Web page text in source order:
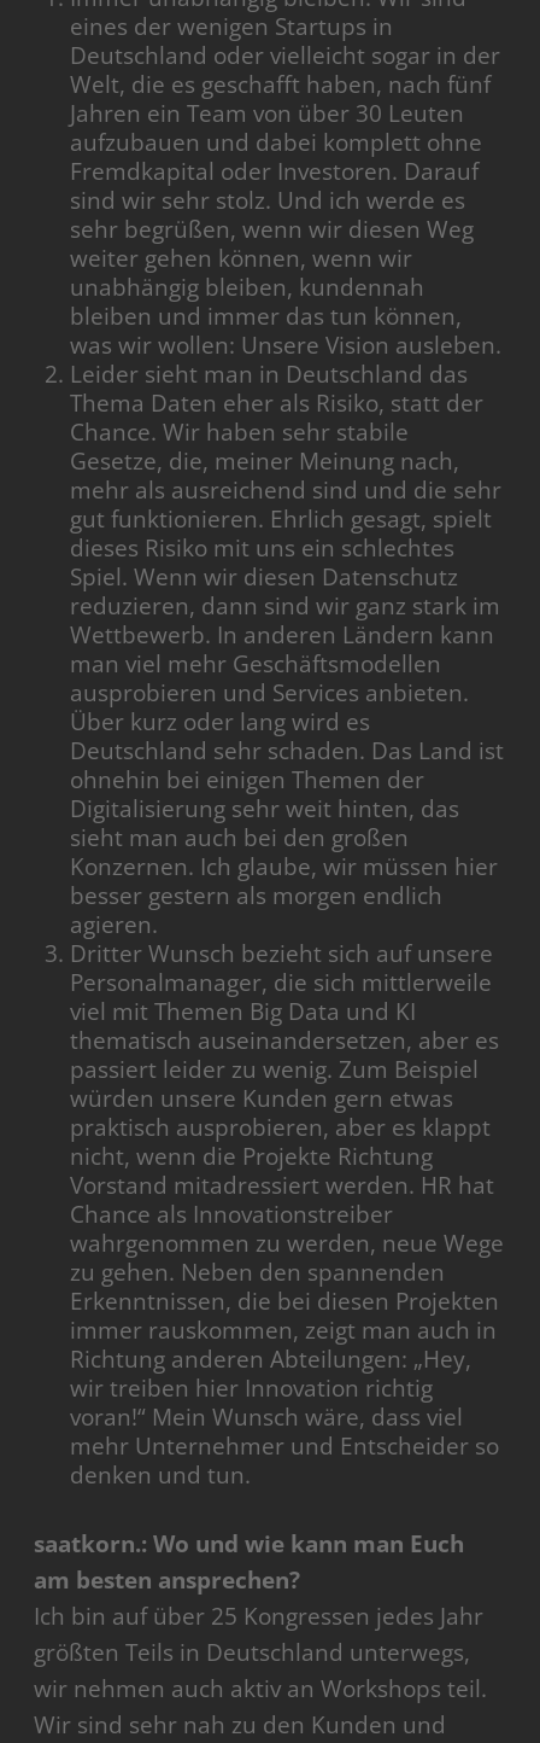
eines der wenigen Startups in
Deutschland oder vielleicht sogar in der
Welt, die es geschafft haben, nach fünf
Jahren ein Team von über 30 Leuten
aufzubauen und dabei komplett ohne
Fremdkapital oder Investoren. Darauf
sind wir sehr stolz. Und ich werde es
sehr begrüßen, wenn wir diesen Weg
weiter gehen können, wenn wir
unabhängig bleiben, kundennah
bleiben und immer das tun können,
was wir wollen: Unsere Vision ausleben.
Leider sieht man in Deutschland das
Thema Daten eher als Risiko, statt der
Chance. Wir haben sehr stabile
Gesetze, die, meiner Meinung nach,
mehr als ausreichend sind und die sehr
gut funktionieren. Ehrlich gesagt, spielt
dieses Risiko mit uns ein schlechtes
Spiel. Wenn wir diesen Datenschutz
reduzieren, dann sind wir ganz stark im
Wettbewerb. In anderen Ländern kann
man viel mehr Geschäftsmodellen
ausprobieren und Services anbieten.
Über kurz oder lang wird es
Deutschland sehr schaden. Das Land ist
ohnehin bei einigen Themen der
Digitalisierung sehr weit hinten, das
sieht man auch bei den großen
Konzernen. Ich glaube, wir müssen hier
besser gestern als morgen endlich
agieren.
Dritter Wunsch bezieht sich auf unsere
Personalmanager, die sich mittlerweile
viel mit Themen Big Data und KI
thematisch auseinandersetzen, aber es
passiert leider zu wenig. Zum Beispiel
würden unsere Kunden gern etwas
praktisch ausprobieren, aber es klappt
nicht, wenn die Projekte Richtung
Vorstand mitadressiert werden. HR hat
Chance als Innovationstreiber
wahrgenommen zu werden, neue Wege
zu gehen. Neben den spannenden
Erkenntnissen, die bei diesen Projekten
immer rauskommen, zeigt man auch in
Richtung anderen Abteilungen: „Hey,
wir treiben hier Innovation richtig
voran!“ Mein Wunsch wäre, dass viel
mehr Unternehmer und Entscheider so
denken und tun.
saatkorn.: Wo und wie kann man Euch
am besten ansprechen?
Ich bin auf über 25 Kongressen jedes Jahr
größten Teils in Deutschland unterwegs,
wir nehmen auch aktiv an Workshops teil.
Wir sind sehr nah zu den Kunden und